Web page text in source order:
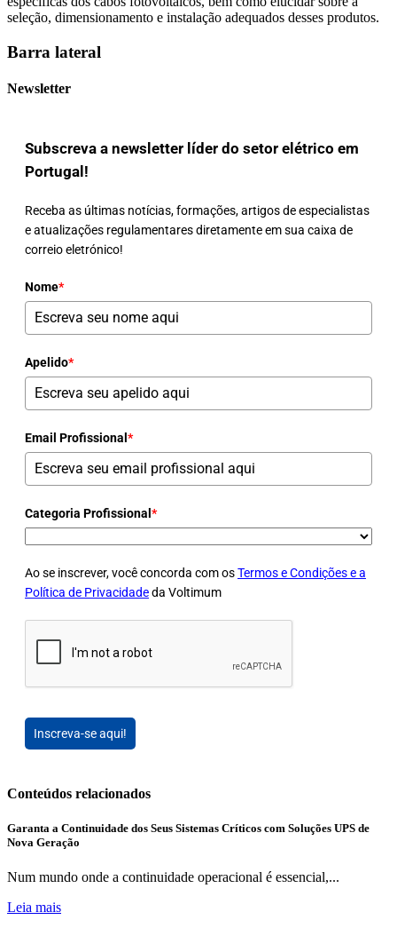
seleção, dimensionamento e instalação adequados desses produtos.
Barra lateral
Newsletter
Subscreva a newsletter líder do setor elétrico em
Portugal!
Receba as últimas notícias, formações, artigos de especialistas
e atualizações regulamentares diretamente em sua caixa de
correio eletrónico!
Nome*
Apelido*
Email Profissional *
Categoria Profissional *
Ao se inscrever, você concorda com osTermos e Condições e a
Política de Privacidadeda Voltimum
Inscreva-se aqui!
Conteúdos relacionados
Garanta a Continuidade dos Seus Sistemas Críticos com Soluções UPS de
Nova Geração
Num mundo onde a continuidade operacional é essencial,...
Leia mais